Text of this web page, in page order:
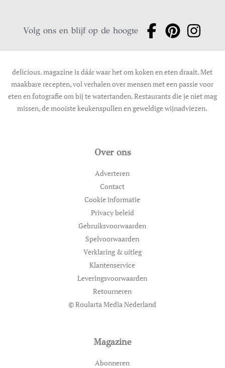
Volg ons en blijf op de hoogte
delicious. magazine is dáár waar het om koken en eten draait. Met
maakbare recepten, vol verhalen over mensen met een passie voor
eten en fotografie om bij te watertanden. Restaurants die je niet mag
missen, de mooiste keukenspullen en geweldige wijnadviezen.
Over ons
Adverteren
Contact
Cookie informatie
Privacy beleid
Gebruiksvoorwaarden
Spelvoorwaarden
Verklaring & uitleg
Klantenservice
Leveringsvoorwaarden
Retourneren
© Roularta Media Nederland
Magazine
Abonneren